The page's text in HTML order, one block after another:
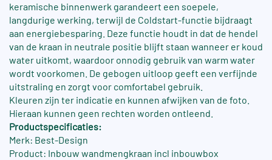
keramische binnenwerk garandeert een soepele,
langdurige werking, terwijl de Coldstart-functie bijdraagt
aan energiebesparing. Deze functie houdt in dat de hendel
van de kraan in neutrale positie blijft staan wanneer er koud
water uitkomt, waardoor onnodig gebruik van warm water
wordt voorkomen. De gebogen uitloop geeft een verfijnde
uitstraling en zorgt voor comfortabel gebruik.
Kleuren zijn ter indicatie en kunnen afwijken van de foto.
Hieraan kunnen geen rechten worden ontleend.
Productspecificaties:
Merk: Best-Design
Product: Inbouw wandmengkraan incl inbouwbox